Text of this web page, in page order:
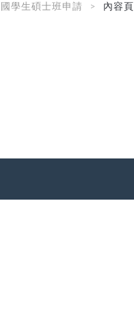
學生碩士班申請 內容頁